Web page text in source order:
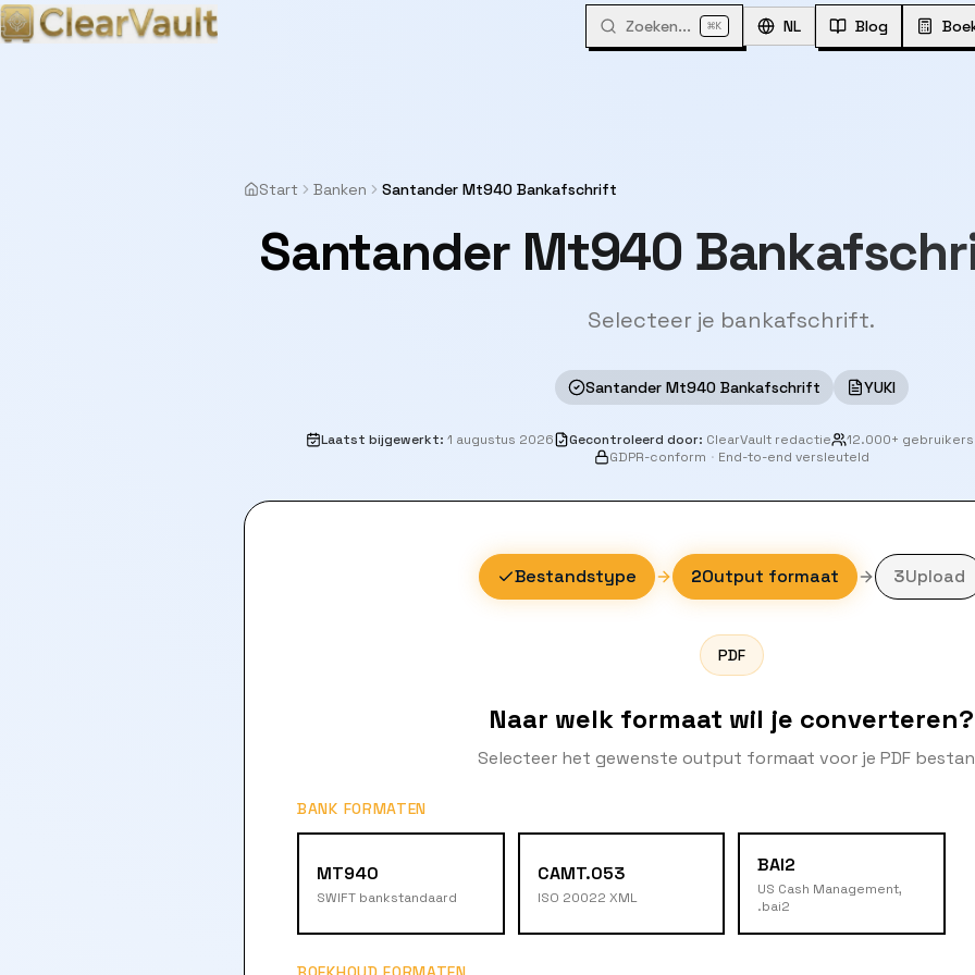
Zoeken... ⌘K NL Blog
Start Banken Santander Mt940 Bankafschrift
Santander Mt940
Selecteer je bankafschrift.
Santander Mt940 Bankafschrift YUKI
Laatst bijgewerkt: 1 augustus 2026 Gecontroleerd door: ClearVault redactie
12.000+ gebruikers
GDPR-conform · End-to-end versleuteld
Bestandstype 2Output formaat 3Upload
PDF
Naar welk formaat wil je converteren?
Selecteer het gewenste output formaat voor je PDF
BANK FORMATEN
MT940
SWIFT bankstandaard
CAMT.053
ISO 20022 XML
BAI2
US Cash Management,
.bai2